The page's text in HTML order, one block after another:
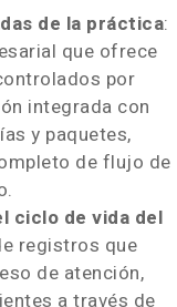
de la práctica:
que ofrece
por
integrada con
y paquetes,
de flujo de
ciclo de vida del
registros que
de atención,
a través de